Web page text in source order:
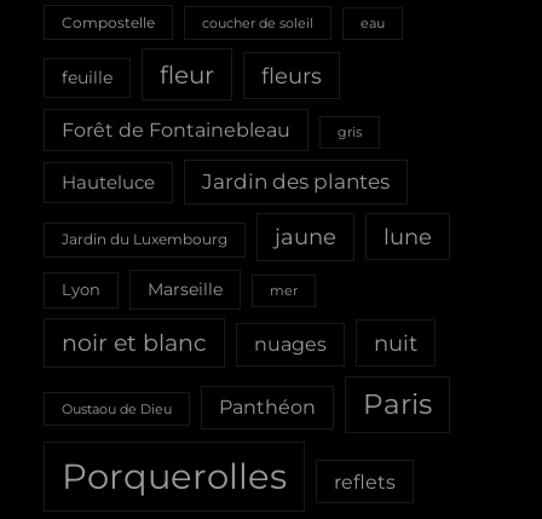
Compostelle coucher de soleil eau
feuille fleur fleurs
Forêt de Fontainebleau gris
Hauteluce Jardin des plantes
Jardin du Luxembourg jaune lune
Lyon Marseille mer
noir et blanc nuages nuit
Oustaou de Dieu Panthéon Paris
Porquerolles reflets